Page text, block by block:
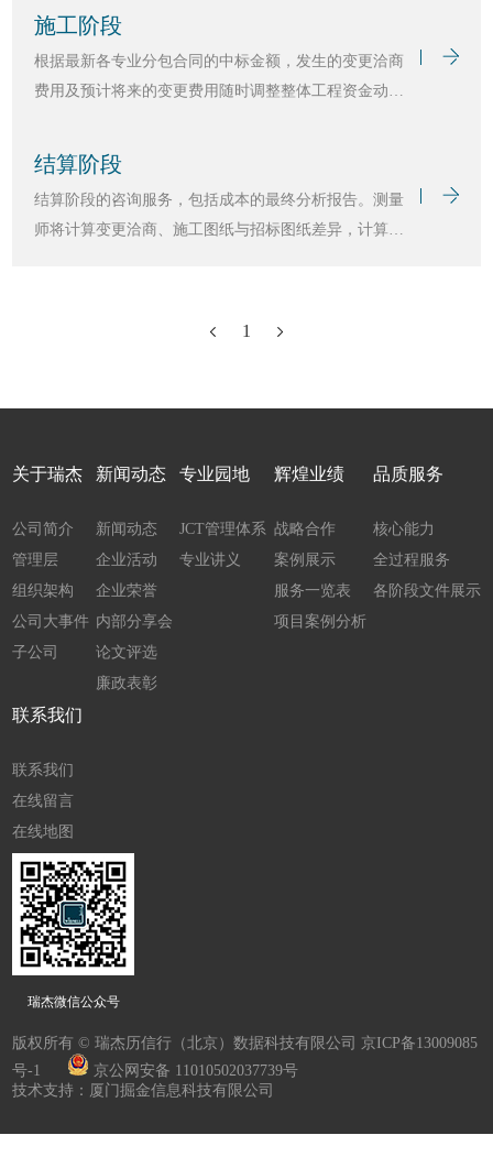
准后方可执行。
施工阶段
根据最新各专业分包合同的中标金额，发生的变更洽商
费用及预计将来的变更费用随时调整整体工程资金动态
结算阶段
结算阶段的咨询服务，包括成本的最终分析报告。测量
师将计算变更洽商、施工图纸与招标图纸差异，计算暂
1
关于瑞杰
公司简介
管理层
组织架构
公司大事件
子公司
新闻动态
新闻动态
企业活动
企业荣誉
内部分享会
论文评选
廉政表彰
专业园地
JCT管理体系
专业讲义
辉煌业绩
战略合作
案例展示
服务一览表
项目案例分析
品质服务
核心能力
全过程服务
各阶段文件展示
联系我们
联系我们
在线留言
在线地图
瑞杰微信公众号
版权所有 © 瑞杰历信行（北京）数据科技有限公司 京ICP备13009085
号-1
京公网安备 11010502037739号
技术支持：厦门掘金信息科技有限公司